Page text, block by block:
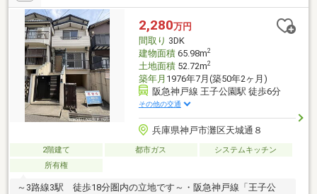
2,280万円
間取り 3DK
建物面積65.98m2
土地面積52.72m2
築年月 1976年7月(築50年2ヶ月)
阪急神戸線 王子公園駅 徒歩6分
その他の交通
兵庫県神戸市灘区天城通８
2階建て 都市ガス
システムキッチン
所有権
～3路線3駅 徒歩18分圏内の立地です～・阪急神戸線「王子公